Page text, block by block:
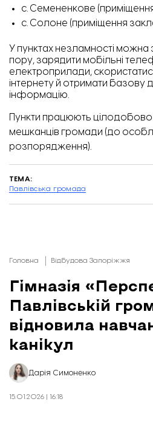
с. Семененкове
с. Солоне (приміщення
У пунктах незламності можна
пору, зарядити мобільні
електроприлади,
інтернету й отримати базову
інформацію.
Пункти працюють цілодобово
мешканців громади (до
розпорядження).
ТЕМА:
Павлівська громада
Головна Відбудова Запоріжжя
Гімназія
Павлівській
відновила
канікул
Дарія Симоненко
15.01.2026 | 16:18